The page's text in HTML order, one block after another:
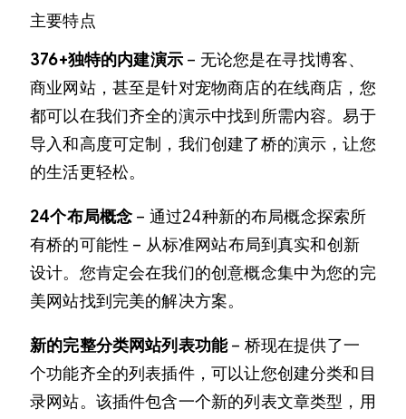
主要特点
376+独特的内建演示– 无论您是在寻找博客、
商业网站，甚至是针对宠物商店的在线商店，您
都可以在我们齐全的演示中找到所需内容。易于
导入和高度可定制，我们创建了桥的演示，让您
的生活更轻松。
24个布局概念– 通过24种新的布局概念探索所
有桥的可能性 – 从标准网站布局到真实和创新
设计。您肯定会在我们的创意概念集中为您的完
美网站找到完美的解决方案。
新的完整分类网站列表功能– 桥现在提供了一
个功能齐全的列表插件，可以让您创建分类和目
录网站。该插件包含一个新的列表文章类型，用